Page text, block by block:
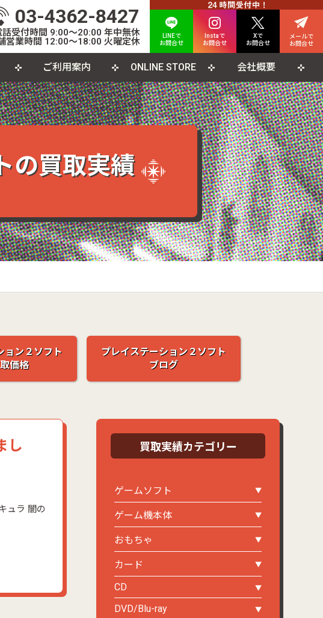
03-4362-8427
話受付時間 9:00〜20:00 年中無休
営業時間 12:00〜18:00 火曜定休
LINEで
お問合せ
Instaで
お問合せ
Xで
お問合せ
メールで
お問合せ
カード CD
パソコンソフト 書籍・雑誌
ご利用案内
LINE査定について よくある質問
ONLINE STORE 会社概要
個人情報保護方針 利用規約
の買取実績
ョン２ソフト
価格
プレイステーション２ソフト
ブログ
し
ュラ 闇の
買取実績カテゴリー
ゲームソフト
ゲーム機本体
おもちゃ
カード
CD
DVD/Blu-ray